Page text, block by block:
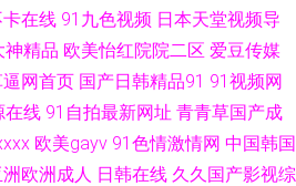
看 97AV影院 成人电彯三级 国产精品色鬼久
片 92在线国产视频 91prom在线视频 国产精
91福利海角 人妻福利95 伊人99导航 欧美经
在线 91九色视频 日本天堂视频导
神精品 欧美怡红院院二区 爱豆传媒
网首页 国产日韩精品91 91视频网
在线 91自拍最新网址 青青草国产成
欧美gayv 91色情激情网 中国韩国
洲欧洲成人 日韩在线 久久国产影视综